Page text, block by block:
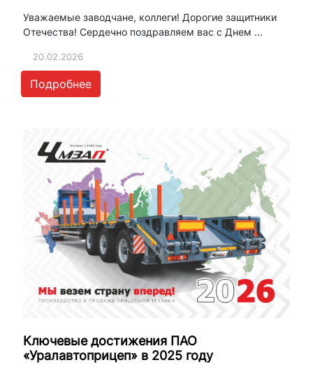
Уважаемые заводчане, коллеги! Дорогие защитники
Отечества! Сердечно поздравляем вас с Днем ...
20.02.2026
Подробнее
Ключевые достижения ПАО
«Уралавтоприцеп» в 2025 году